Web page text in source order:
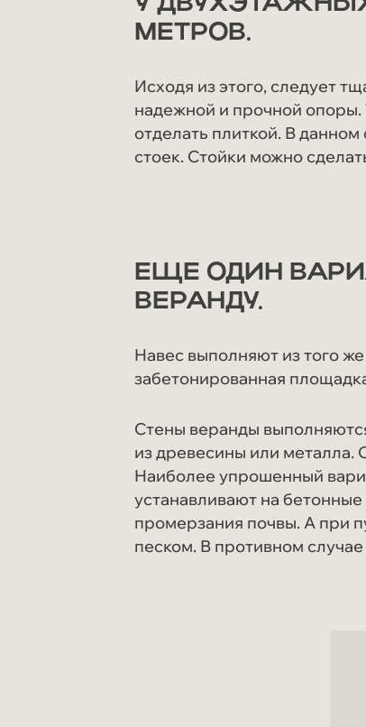
МЕТРОВ.
Исходя из этого, следует
надежной и прочной опоры.
отделать плиткой. В
стоек. Стойки можно
ЕЩЕ ОДИН
ВЕРАНДУ.
Навес выполняют из того
забетонированная
Стены веранды
из древесины или металла.
Наиболее упрошенный
устанавливают на
промерзания почвы. А при
песком. В противном